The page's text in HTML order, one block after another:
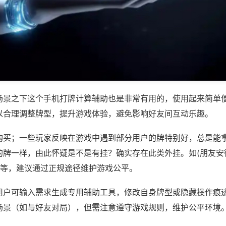
之下这个手机打牌计算辅助也是非常有用的，使用起来简单
理调整牌型，提升游戏体验，避免影响好友间互动乐趣。
；一些玩家反映在游戏中遇到部分用户的牌特别好，总是能
一样，由此怀疑是不是有挂？确实存在此类外挂。如(朋友安
，建议通过正规途径维护游戏公平。
可输入需求生成专用辅助工具，修改自身牌型或隐藏操作痕
（如与好友对局），但需注意遵守游戏规则，维护公平环境